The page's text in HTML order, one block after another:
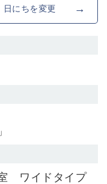
日にちを変更
ワイドタイプ